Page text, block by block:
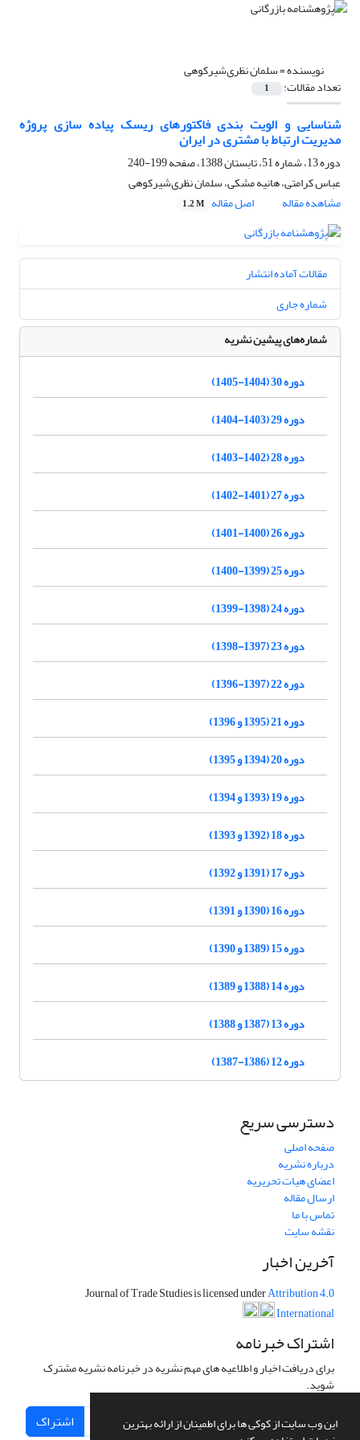
این وب سایت از کوکی ها برای اطمینان از ارائه بهترین
نویسنده =سلمان نظری‌شیرکوهی
تعداد مقالات: 1
شناسایی و الویت بندی فاکتورهای ریسک پیاده سازی پروژه
مدیریت ارتباط با مشتری در ایران
دوره 13، شماره 51، تابستان 1388، صفحه
199-240
عباس کرامتی، هانیه مشکی، سلمان نظری‌شیرکوهی
مشاهده مقاله
اصل مقاله 1.2 M
مقالات آماده انتشار
شماره جاری
شماره‌های پیشین نشریه
دوره 30 (1404-1405)
دوره 29 (1403-1404)
دوره 28 (1402-1403)
دوره 27 (1401-1402)
دوره 26 (1400-1401)
دوره 25 (1399-1400)
دوره 24 (1398-1399)
دوره 23 (1397-1398)
دوره 22 (1397-1396)
دوره 21 (1395 و 1396)
دوره 20 (1394 و 1395)
دوره 19 (1393 و 1394)
دوره 18 (1392 و 1393)
دوره 17 (1391 و 1392)
دوره 16 (1390 و 1391)
دوره 15 (1389 و 1390)
دوره 14 (1388 و 1389)
دوره 13 (1387 و 1388)
دوره 12 (1386-1387)
دسترسی سریع
صفحه اصلی
درباره نشریه
اعضای هیات تحریریه
ارسال مقاله
تماس با ما
نقشه سایت
آخرین اخبار
Journal of Trade Studies is licensed underAttribution 4.0
International
اشتراک خبرنامه
برای دریافت اخبار و اطلاعیه های مهم نشریه در خبرنامه نشریه مشترک
شوید.
اشتراک